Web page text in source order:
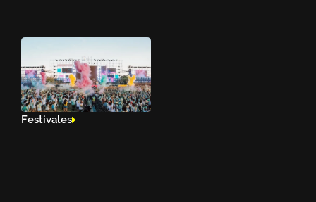
Festivales